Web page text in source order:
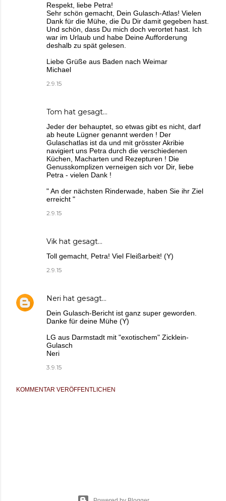
Respekt, liebe Petra!
Sehr schön gemacht, Dein Gulasch-Atlas! Vielen
Dank für die Mühe, die Du Dir damit gegeben hast.
Und schön, dass Du mich doch verortet hast. Ich
war im Urlaub und habe Deine Aufforderung
deshalb zu spät gelesen.
Liebe Grüße aus Baden nach Weimar
Michael
2.9.15
Tom hat gesagt…
Jeder der behauptet, so etwas gibt es nicht, darf
ab heute Lügner genannt werden ! Der
Gulaschatlas ist da und mit grösster Akribie
navigiert uns Petra durch die verschiedenen
Küchen, Macharten und Rezepturen ! Die
Genusskomplizen verneigen sich vor Dir, liebe
Petra - vielen Dank !
" An der nächsten Rinderwade, haben Sie ihr Ziel
erreicht "
2.9.15
Vik hat gesagt…
Toll gemacht, Petra! Viel Fleißarbeit! (Y)
2.9.15
Neri hat gesagt…
Dein Gulasch-Bericht ist ganz super geworden.
Danke für deine Mühe (Y)
LG aus Darmstadt mit "exotischem" Zicklein-
Gulasch
Neri
3.9.15
KOMMENTAR VERÖFFENTLICHEN